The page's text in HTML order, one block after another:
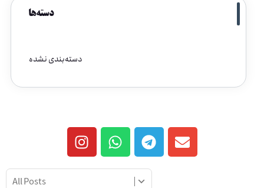
دسته‌ها
دسته‌بندی نشده